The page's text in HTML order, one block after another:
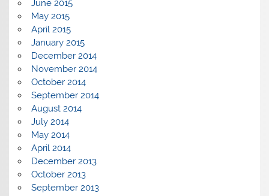
June 2015
May 2015
April 2015
January 2015
December 2014
November 2014
October 2014
September 2014
August 2014
July 2014
May 2014
April 2014
December 2013
October 2013
September 2013